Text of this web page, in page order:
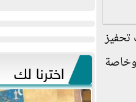
تحفيز
الصلابة للتعامل مع تغيرات المناخ لنحو أربعة مليارات نسمة بحلول عام ٢٠٣٠، وخاصة
اخترنا لك